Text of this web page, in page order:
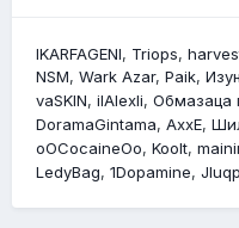
lKARFAGENl Triops
NSM Wark Azar Paik
vaSKIN ilAlexli Обмазаца
DoramaGintama AxxE
oOCocaineOo Koolt
LedyBag 1Dopamine